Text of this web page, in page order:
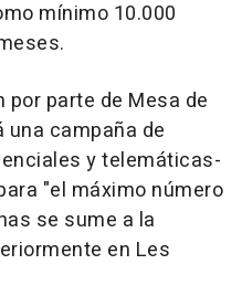
mínimo 10.000
parte de Mesa de
una campaña de
y telemáticas-
"el máximo número
se sume a la
en Les